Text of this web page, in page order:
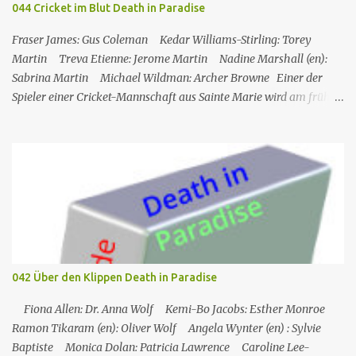
titel False Flag Erstaus­strahlung USA 13. Sep. 2007 Deutsch­
sprachige Erstaus­strahl...
044 Cricket im Blut Death in Paradise
Fraser James: Gus Coleman Kedar Williams-Stirling: Torey
Martin Treva Etienne: Jerome Martin Nadine Marshall (en):
Sabrina Martin Michael Wildman: Archer Browne Einer der
Spieler einer Cricket-Mannschaft aus Sainte Marie wird am frühen
seinen Sohn in ein Krankenhaus in den USA schicken zu können,
und er hatte den Sieg mit einigen Teammitgliedern die ganze
Nacht lang gefeiert. In der Zwischenzeit muss Martha nach
England zurückkehren, was Humphrey sehr bedauert. Die
Mitglieder des Cricketclubs feiern den Sieg eines Spiels, ein
Mitglied des Clubs, Jerome, geht Bier holen und wird dann von
seinem Freund Gus tot vor dem Club aufgefunden. Humhrey und
seine Kollegen versuchen, den Fall zu lösen: Gus, Archer und auch
Sabrina und Torey (die Frau bzw. der Sohn des Op...
042 Über den Klippen Death in Paradise
Fiona Allen: Dr. Anna Wolf Kemi-Bo Jacobs: Esther Monroe
Ramon Tikaram (en): Oliver Wolf Angela Wynter (en) : Sylvie
Baptiste Monica Dolan: Patricia Lawrence Caroline Lee-